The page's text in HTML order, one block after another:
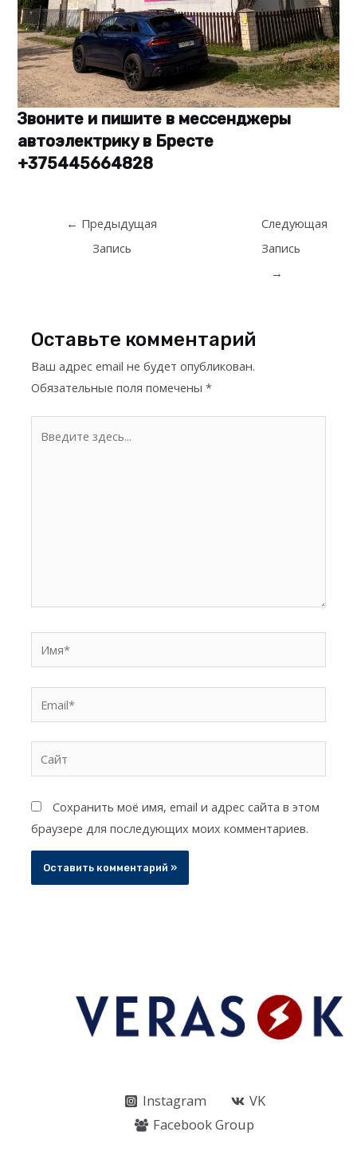
Звоните и пишите в мессенджеры
автоэлектрику в Бресте
+375445664828
← Предыдущая
Запись
Следующая
Запись
→
Оставьте комментарий
Ваш адрес email не будет опубликован.
Обязательные поля помечены*
здесь...
Сайт
Сохранить моё имя, email и адрес сайта в этом
браузере для последующих моих комментариев.
Instagram
VK
Facebook Group